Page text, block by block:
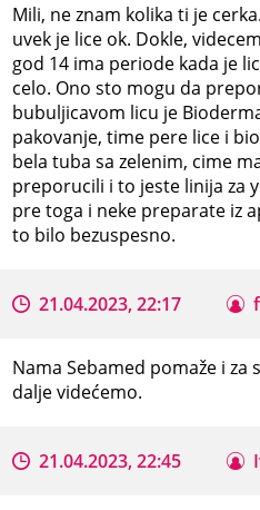
Mili, ne znam kolika ti je
uvek je lice ok. Dokle,
god 14 ima periode kada je
celo. Ono sto mogu da
bubuljicavom licu je
pakovanje, time pere lice i
bela tuba sa zelenim, cime
preporucili i to jeste linija za
pre toga i neke preparate iz
to bilo bezuspesno.
21.04.2023, 22:17
Nama Sebamed pomaže i
dalje videćemo.
21.04.2023, 22:45